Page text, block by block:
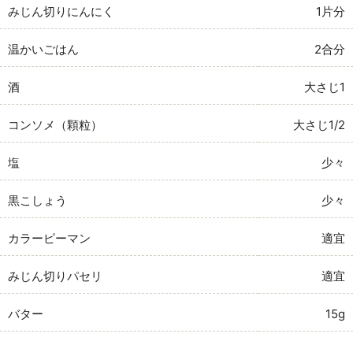
みじん切りにんにく 1片分
温かいごはん 2合分
酒 大さじ1
コンソメ（顆粒） 大さじ1/2
塩 少々
黒こしょう 少々
カラーピーマン 適宜
みじん切りパセリ 適宜
バター 15g